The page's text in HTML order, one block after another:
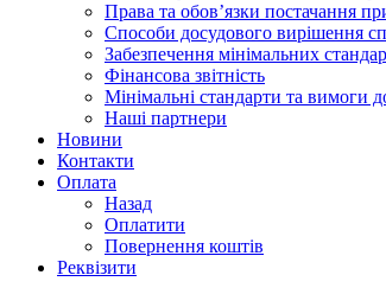
Права та обов’язки постачання
Способи досудового вирішення
Забезпечення мінімальних
Фінансова звітність
Мінімальні стандарти та вимоги
Наші партнери
Новини
Контакти
Оплата
Назад
Оплатити
Повернення коштів
Реквізити